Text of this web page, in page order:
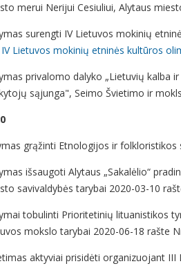
merui Nerijui Cesiuliui, Alytaus
surengti IV Lietuvos mokinių
Lietuvos mokinių etninės kultūros
privalomo dalyko „Lietuvių kalba
sąjunga", Seimo Švietimo ir
grąžinti Etnologijos ir
išsaugoti Alytaus „Sakalėlio“
savivaldybės tarybai 2020-03-10
tobulinti Prioritetinių lituanistikos
mokslo tarybai 2020-06-18 rašte
aktyviai prisidėti organizuojant